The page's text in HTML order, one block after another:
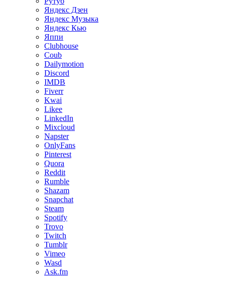
Яндекс Дзен
Яндекс Музыка
Яндекс Кью
Яппи
Clubhouse
Coub
Dailymotion
Discord
IMDB
Fiverr
Kwai
Likee
LinkedIn
Mixcloud
Napster
OnlyFans
Pinterest
Quora
Reddit
Rumble
Shazam
Snapchat
Steam
Spotify
Trovo
Twitch
Tumblr
Vimeo
Wasd
Ask.fm